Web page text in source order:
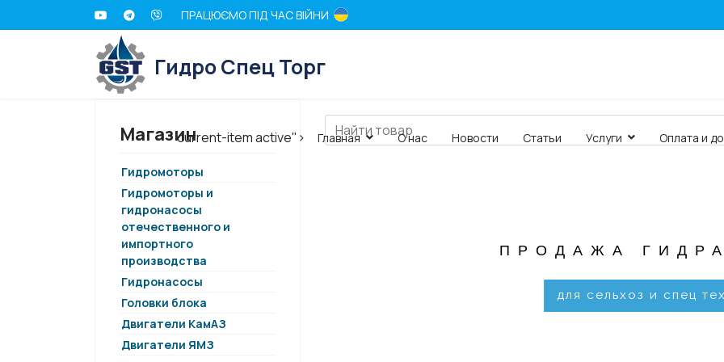
ПРАЦЮЄМО ПІД ЧАС ВІЙНИ
Гидро Спец Торг
current-item active"> Главная О нас Новости Статьи Услуги Оплата и
Магазин
Гидромоторы
Гидромоторы и
гидронасосы
отечественного и
импортного
производства
Гидронасосы
Головки блока
Двигатели КамАЗ
Двигатели ЯМЗ
ПРОДАЖА
для сельхоз и спец